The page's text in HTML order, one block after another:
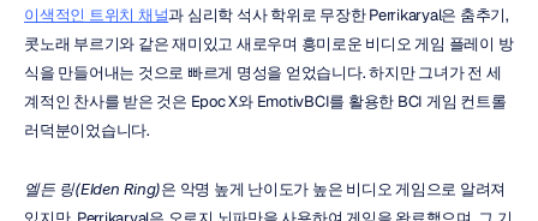
이색적인 트위치 채널과 심리학 석사 학위로 무장한 Perrikaryal은 춤추기,
콧노래 부르기와 같은 재미있고 새로우며 흥미로운 비디오 게임 플레이 방
식을 만들어내는 것으로 빠르게 명성을 얻었습니다. 하지만 그녀가 전 세
계적인 찬사를 받은 것은 Epoc X와 EmotivBCI를 활용한 BCI 게임 컨트롤
러덕분이었습니다.
엘든 링(Elden Ring)은 악명 높게 난이도가 높은 비디오 게임으로 알려져